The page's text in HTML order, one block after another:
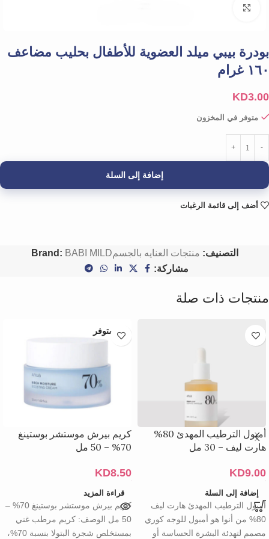
بودرة بيبي ميلد العضوية للأطفال بحليب مضاعف
١٦٠ غرام
KD3.00
متوفر في المخزون
إضافة إلى السلة
أضف إلى قائمة الرغبات
التصنيف: منتجات العنايه بالجسم Brand: BABI MILD
مشاركة:
منتجات ذات صلة
أمبول الترطيب المهدئ 80%
هارت ليف – 30 مل
KD9.00
إضافة إلى السلة
أمبول الترطيب المهدئ هارت ليف
80% من أنوا هو أمبول للوجه كوري
مصمم لتهدئة البشرة الحساسة أو
غير متوفر
كريم بيرش موستشر بوستينغ
70% – 50 مل
KD8.50
قراءة المزيد
كريم بيرش موستشر بوستينغ 70% –
50 مل الوصف: كريم مرطب غني
بمستخلص شجرة البتولا بنسبة 70%،